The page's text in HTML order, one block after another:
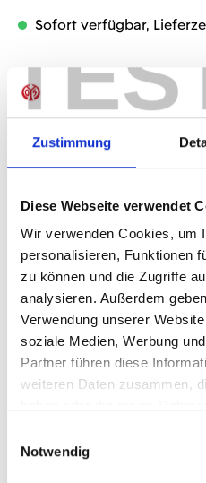
Zustimmung
Diese Webseite verwendet
Wir verwenden Cookies, um
personalisieren, Funktionen
zu können und die Zugriffe
analysieren. Außerdem
Verwendung unserer
soziale Medien, Werbung
Partner führen diese
weiteren Daten zusammen,
Notwendig
Sofort verfügbar,
IN DEN
Produktdetails
ÄHNLICHE
14,95 €